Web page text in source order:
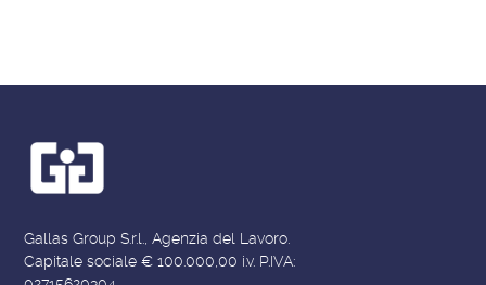
Gallas Group S.r.l., Agenzia del Lavoro.
Capitale sociale € 100.000,00 i.v. P.IVA: